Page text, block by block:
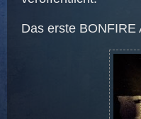
Das erste